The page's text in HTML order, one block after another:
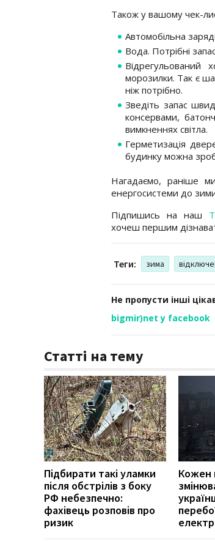
Також у вашому чек-
Автомобільна
Вода. Потрібні
Відрегульований
морозилки. Так є
ніж потрібно.
Зведіть запас
консервами,
вимкненнях світла.
Герметизація
будинку можна
Нагадаємо, раніше
енергосистеми до
Підпишись на наш
хочеш першим
Теги: зима
Не пропусти інші
bigmir)net у facebook
Статті на тему
Підбирати такі уламки
після обстрілів з боку
РФ небезпечно:
фахівець розповів про
ризик
Кожен